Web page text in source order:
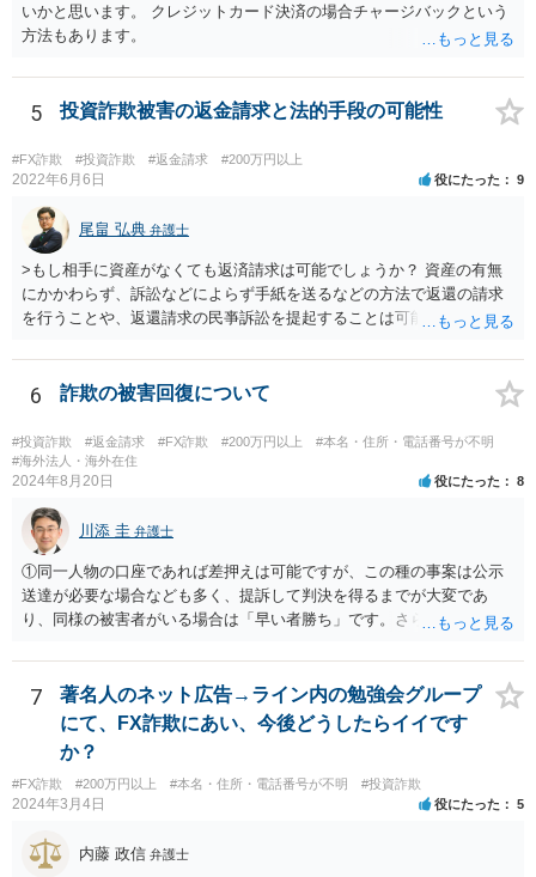
いかと思います。 クレジットカード決済の場合チャージバックという
方法もあります。
5 投資詐欺被害の返金請求と法的手段の可能性
#FX詐欺 #投資詐欺 #返金請求 #200万円以上
2022年6月6日 役にたった 9
尾畠 弘典 弁護士
>もし相手に資産がなくても返済請求は可能でしょうか？ 資産の有無
にかかわらず、訴訟などによらず手紙を送るなどの方法で返還の請求
を行うことや、返還請求の民亊訴訟を提起することは可能です。 た
合も勝訴できるかどうか、勝訴できるとして相手が判決に従って任意
に返金するかどうかは、不確実です。 相手方が、最初からだますつも
りで多数の被害者からお金を集めていたのであれば、集められた財産
は散逸しているか費消されているか隠匿されている可能性が高いで
す。 そうなると、たとえ民事訴訟で勝訴判決を得たとしても、最終的
には相手方から満足のいく回収をすることができないという結果に終
わってしまうかもしれません。 民事訴訟で勝訴したからといって、国
が相手方の代わりにあなたに対してお金を支払ってくれるわけでもな
ければ、国が自動的・強制的に相手方の資産を見つけ出して、召し上
げてあなたに渡してくれるわけでもありません。 ＞また私１人で弁護
士さんに依頼し返金してもらえることになった場合は他の被害者と分
配になるのでしょうか？ 当然にはそうはなりません。 あなた１人が弁
と分配する義務はありません。
6 詐欺の被害回復について
#投資詐欺 #返金請求 #FX詐欺 #200万円以上
#本名・住所・電話番号が不明
#海外法人・海外在住
2024年8月20日 役にたった 8
川添 圭 弁護士
①同一人物の口座であれば差押えは可能ですが、この種の事案は公示
送達が必要な場合なども多く、提訴して判決を得るまでが大変であ
り、同様の被害者がいる場合は「早い者勝ち」です。さらに詳しい事
れます。 ②わかりません。その法人が特定できるかどうかが問題で
す。調査が必要ですので、弁護士へ相談した方がよいと思います。
7
著名人のネット広告→ライン内の勉強会グループ
にて、FX詐欺にあい、今後どうしたらイイです
か？
#FX詐欺 #200万円以上 #本名・住所・電話番号が不明 #投資詐欺
2024年3月4日 役にたった 5
内藤 政信 弁護士